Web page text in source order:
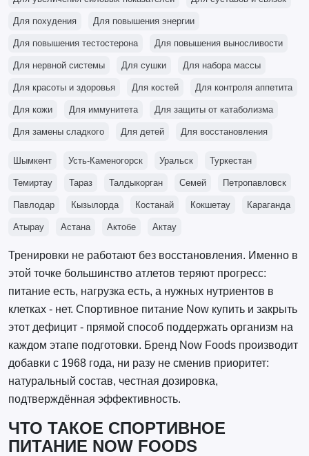
Для похудения Для повышения энергии
Для повышения тестостерона Для повышения выносливости
Для нервной системы Для сушки Для набора массы
Для красоты и здоровья Для костей Для контроля аппетита
Для кожи Для иммунитета Для защиты от катаболизма
Для замены сладкого Для детей Для восстановления
Шымкент Усть-Каменогорск Уральск Туркестан
Темиртау Тараз Талдыкорган Семей Петропавловск
Павлодар Кызылорда Костанай Кокшетау Караганда
Атырау Астана Актобе Актау
Тренировки не работают без восстановления. Именно в
этой точке большинство атлетов теряют прогресс:
питание есть, нагрузка есть, а нужных нутриентов в
клетках - нет. Спортивное питание Now купить и закрыть
этот дефицит - прямой способ поддержать организм на
каждом этапе подготовки. Бренд Now Foods производит
добавки с 1968 года, ни разу не сменив приоритет:
натуральный состав, честная дозировка,
подтверждённая эффективность.
ЧТО ТАКОЕ СПОРТИВНОЕ
ПИТАНИЕ NOW FOODS